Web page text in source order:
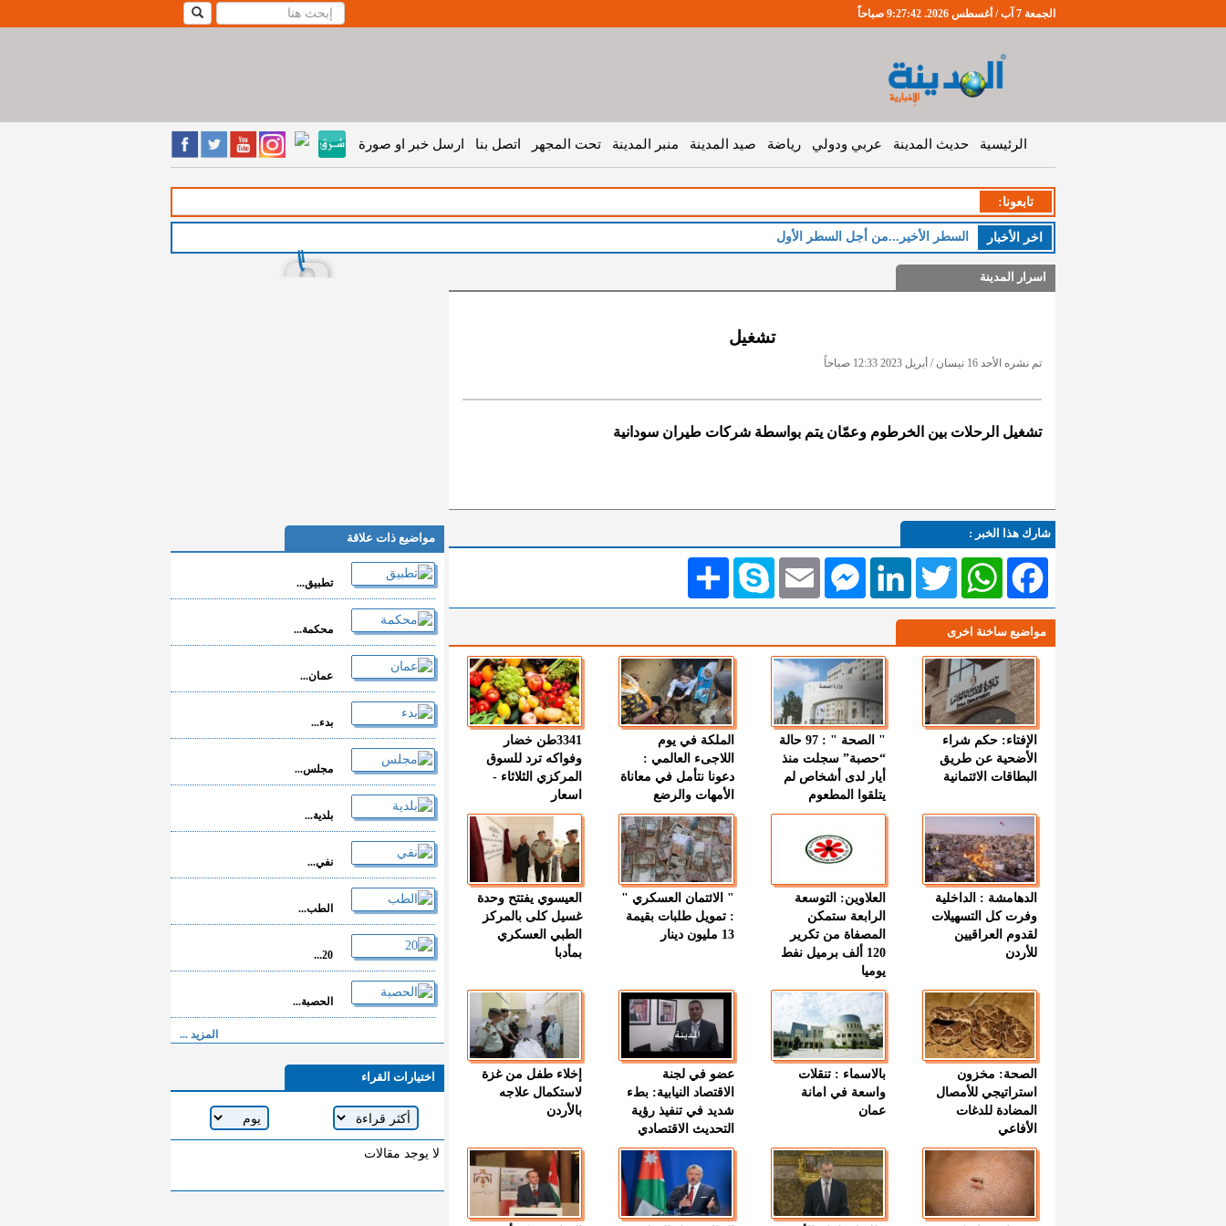
الجمعة 7 آب / أغسطس 2026. 9:27:42 صباحاً
الرئيسية حديث المدينة عربي ودولي رياضة صيد المدينة منبر المدينة تحت المجهر اتصل بنا ارسل خبر او صورة
تابعونا:
اخر اﻷخبار السطر الأخير...من أجل السطر الأول
اسرار المدينة
تشغيل
تم نشره الأحد 16 نيسان / أبريل 2023 12:33 صباحاً
تشغيل الرحلات بين الخرطوم وعمّان يتم بواسطة شركات طيران سودانية
شارك هذا الخبر :
انشر Skype EmailMessengerLinkedIn TwitterWhatsAppFacebook
مواضيع ساخنة اخرى
الإفتاء: حكم شراء
الأضحية عن طريق
البطاقات الائتمانية
" الصحة " : 97 حالة
“حصبة” سجلت منذ
أيار لدى أشخاص لم
يتلقوا المطعوم
الملكة في يوم
اللاجىء العالمي :
دعونا نتأمل في معاناة
الأمهات والرضع
3341طن خضار
وفواكه ترد للسوق
المركزي الثلاثاء -
اسعار
الدهامشة : الداخلية
وفرت كل التسهيلات
لقدوم العراقيين
للأردن
العلاوين: التوسعة
الرابعة ستمكن
المصفاة من تكرير
120 ألف برميل نفط
يوميا
" الائتمان العسكري "
: تمويل طلبات بقيمة
13 مليون دينار
العيسوي يفتتح وحدة
غسيل كلى بالمركز
الطبي العسكري
بمأدبا
الصحة: مخزون
استراتيجي للأمصال
المضادة للدغات
الأفاعي
بالاسماء : تنقلات
واسعة في امانة
عمان
عضو في لجنة
الاقتصاد النيابية: بطء
شديد في تنفيذ رؤية
التحديث الاقتصادي
إخلاء طفل من غزة
لاستكمال علاجه
بالأردن
مواضيع ذات علاقة
تطبيق...
محكمة...
عمان...
بدء...
مجلس...
بلدية...
نفي...
الطب...
20...
الحصبة...
المزيد ...
اختيارات القراء
لا يوجد مقالات